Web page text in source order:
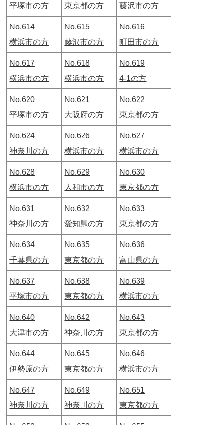
平塚市の方
東京都の方
藤沢市の方
No.614
横浜市の方
No.615
藤沢市の方
No.616
町田市の方
No.617
横浜市の方
No.618
横浜市の方
No.619
4-1の方
No.620
平塚市の方
No.621
大阪府の方
No.622
東京都の方
No.624
神奈川の方
No.626
横浜市の方
No.627
横浜市の方
No.628
横浜市の方
No.629
大和市の方
No.630
東京都の方
No.631
神奈川の方
No.632
愛知県の方
No.633
東京都の方
No.634
千葉県の方
No.635
東京都の方
No.636
富山県の方
No.637
平塚市の方
No.638
東京都の方
No.639
横浜市の方
No.640
大津市の方
No.642
神奈川の方
No.643
東京都の方
No.644
伊勢原の方
No.645
東京都の方
No.646
横浜市の方
No.647
神奈川の方
No.649
神奈川の方
No.651
東京都の方